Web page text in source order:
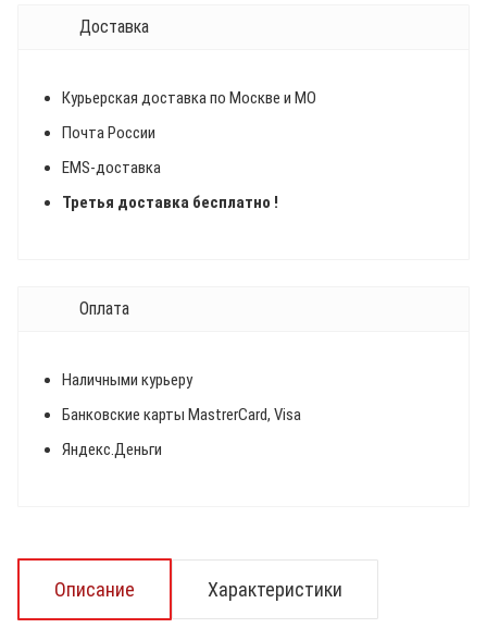
Доставка
Курьерская доставка по Москве и МО
Почта России
EMS-доставка
Третья доставка бесплатно !
Оплата
Наличными курьеру
Банковские карты MastrerCard, Visa
Яндекс.Деньги
Описание Характеристики